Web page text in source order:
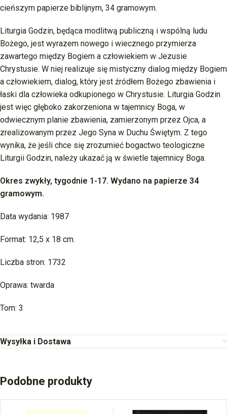
cieńszym papierze biblijnym, 34 gramowym.
Liturgia Godzin, będąca modlitwą publiczną i wspólną ludu
Bożego, jest wyrazem nowego i wiecznego przymierza
zawartego między Bogiem a człowiekiem w Jezusie
Chrystusie. W niej realizuje się mistyczny dialog między Bogiem
a człowiekiem, dialog, który jest źródłem Bożego zbawienia i
łaski dla człowieka odkupionego w Chrystusie. Liturgia Godzin
jest więc głęboko zakorzeniona w tajemnicy Boga, w
odwiecznym planie zbawienia, zamierzonym przez Ojca, a
zrealizowanym przez Jego Syna w Duchu Świętym. Z tego
wynika, że jeśli chce się zrozumieć bogactwo teologiczne
Liturgii Godzin, należy ukazać ją w świetle tajemnicy Boga.
Okres zwykły, tygodnie 1-17. Wydano na papierze 34
gramowym.
Data wydania: 1987
Format: 12,5 x 18 cm.
Liczba stron: 1732
Oprawa: twarda
Tom: 3
Wysyłka i Dostawa
Podobne produkty